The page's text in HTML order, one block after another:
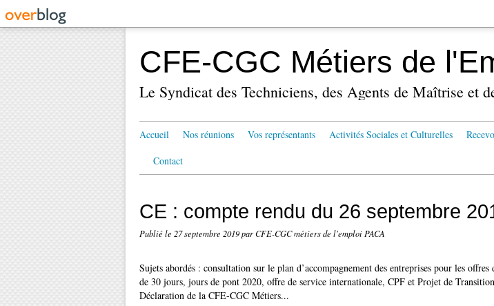
CFE-CGC Métiers de
Le Syndicat des Techniciens, des Agents de Maîtrise et
Accueil Nos réunions Vos représentants Activités Sociales et Culturelles
Contact
CE : compte rendu du 26 septembre
Publié le 27 septembre 2019par CFE-CGC métiers de l'emploi PACA
Sujets abordés : consultation sur le plan d’accompagnement des entreprises pour les offres
de 30 jours, jours de pont 2020, offre de service internationale, CPF et Projet de
Déclaration de la CFE-CGC Métiers...